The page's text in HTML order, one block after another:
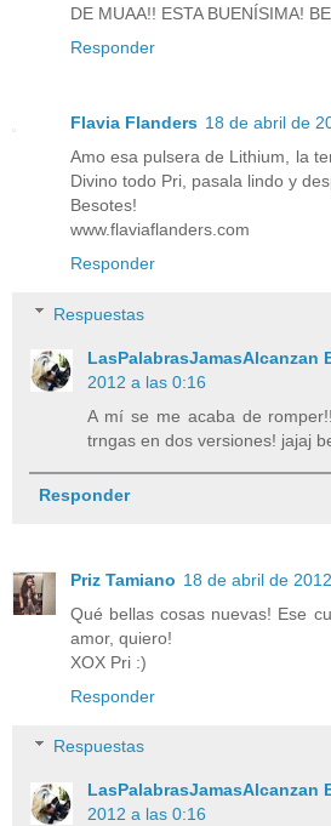
DE MUAA!! ESTA BUENÍSIMA!
Responder
Flavia Flanders 18 de abril de
Amo esa pulsera de Lithium, la
Divino todo Pri, pasala lindo y
Besotes!
www.flaviaflanders.com
Responder
Respuestas
LasPalabrasJamasAlcanzan
2012 a las 0:16
A mí se me acaba de
trngas en dos versiones! jajaj
Responder
Priz Tamiano 18 de abril de
Qué bellas cosas nuevas! Ese
amor, quiero!
XOX Pri :)
Responder
Respuestas
LasPalabrasJamasAlcanzan
2012 a las 0:16